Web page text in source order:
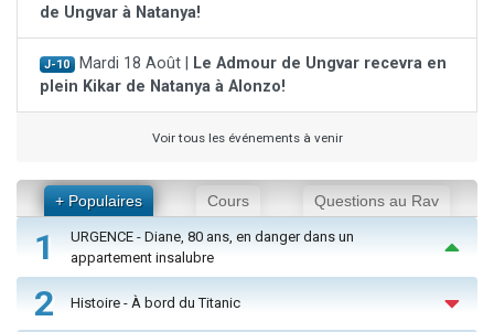
de Ungvar à Natanya!
J-10 Mardi 18 Août |
Le Admour de Ungvar recevra en
plein Kikar de Natanya à Alonzo!
Voir tous les événements à venir
+ Populaires Cours Questions au Rav
1
URGENCE - Diane, 80 ans, en danger dans un
appartement insalubre
2 Histoire - À bord du Titanic